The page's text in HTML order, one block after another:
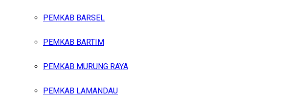
PEMKAB BARSEL
PEMKAB BARTIM
PEMKAB MURUNG RAYA
PEMKAB LAMANDAU